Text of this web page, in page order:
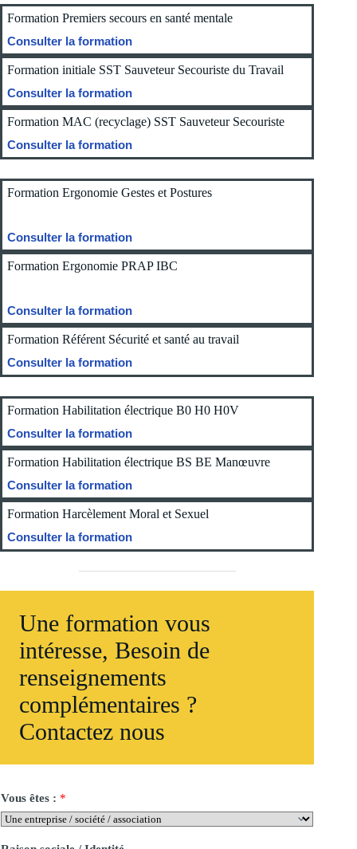
Formation Premiers secours en santé mentale
Consulter la formation
Formation initiale SST Sauveteur Secouriste du Travail
Consulter la formation
Formation MAC (recyclage) SST Sauveteur Secouriste
Consulter la formation
Formation Ergonomie Gestes et Postures
Consulter la formation
Formation Ergonomie PRAP IBC
Consulter la formation
Formation Référent Sécurité et santé au travail
Consulter la formation
Formation Habilitation électrique B0 H0 H0V
Consulter la formation
Formation Habilitation électrique BS BE Manœuvre
Consulter la formation
Formation Harcèlement Moral et Sexuel
Consulter la formation
Une formation vous
intéresse, Besoin de
renseignements
complémentaires ?
Contactez nous
Vous êtes : *